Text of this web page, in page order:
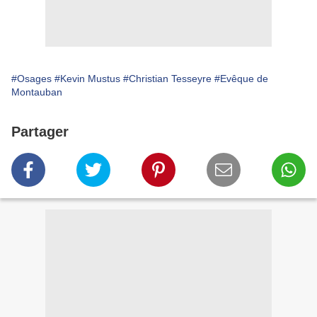
#Osages #Kevin Mustus #Christian Tesseyre #Evêque de
Montauban
Partager